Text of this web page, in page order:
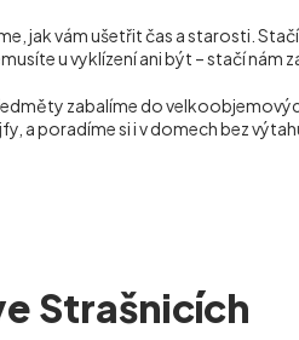
jak vám ušetřit čas a starosti.
u vyklízení ani být – stačí
zabalíme do
a poradíme si i v domech bez
Strašnicích